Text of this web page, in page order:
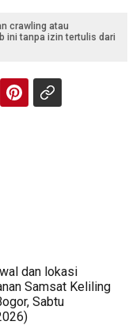
crawling atau
ini tanpa izin tertulis dari